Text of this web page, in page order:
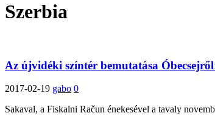
Szerbia
Az újvidéki színtér bemutatása
2017-02-19 gabo 0
Sakaval, a Fiskalni Račun énekesével a tavaly